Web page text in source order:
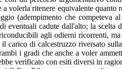
volerla ritenere equivalente
(adempimento che competeva
cadute dall'alto; la scelta
agli odierni ricorrenti,
carico di calcestruzzo riversato
i gradi che anche a voler
verificato con esiti diversi in